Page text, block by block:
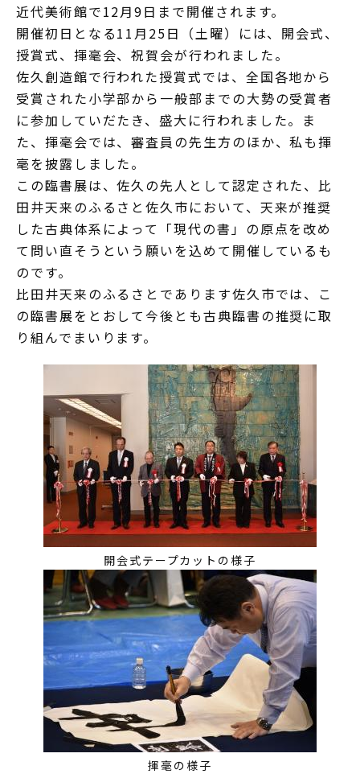
近代美術館で12月9日まで開催されます。
開催初日となる11月25日（土曜）には、開会式、
授賞式、揮毫会、祝賀会が行われました。
佐久創造館で行われた授賞式では、全国各地から
受賞された小学部から一般部までの大勢の受賞者
に参加していだたき、盛大に行われました。ま
た、揮毫会では、審査員の先生方のほか、私も揮
毫を披露しました。
この臨書展は、佐久の先人として認定された、比
田井天来のふるさと佐久市において、天来が推奨
した古典体系によって「現代の書」の原点を改め
て問い直そうという願いを込めて開催しているも
のです。
比田井天来のふるさとであります佐久市では、こ
の臨書展をとおして今後とも古典臨書の推奨に取
り組んでまいります。
開会式テープカットの様子
揮毫の様子